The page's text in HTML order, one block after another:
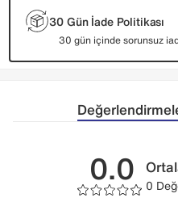
30 Gün İade Politikası
30 gün içinde sorunsuz
0.0 0